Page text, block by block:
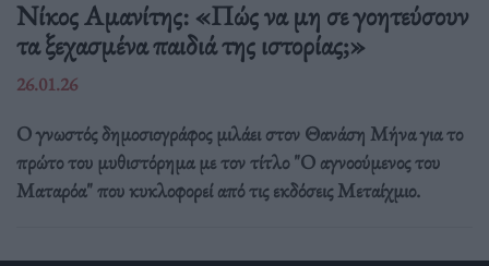
Νίκος Αμανίτης: «Πώς να μη σε γοητεύσουν
τα ξεχασμένα παιδιά της ιστορίας;»
26.01.26
Ο γνωστός δημοσιογράφος μιλάει στον Θανάση Μήνα για το
πρώτο του μυθιστόρημα με τον τίτλο "Ο αγνοούμενος του
Ματαρόα" που κυκλοφορεί από τις εκδόσεις Μεταίχμιο.